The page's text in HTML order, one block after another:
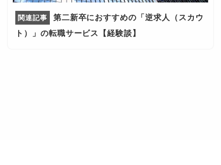
第二新卒におすすめの「逆求人（スカウ
ト）」の転職サービス【経験談】